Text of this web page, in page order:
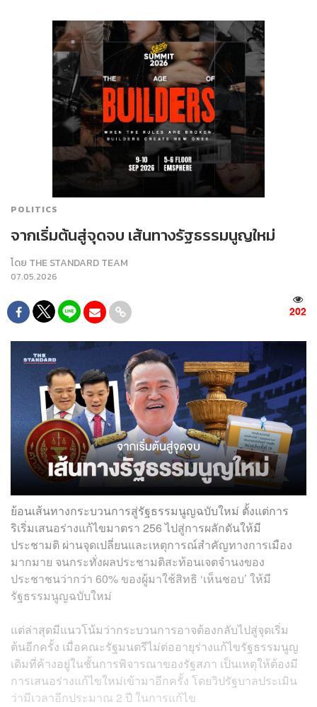
POLITICS
จากเริ่มต้นสู่จุดจบ เส้นทางรัฐธรรมนูญใหม่
โดย THE STANDARD TEAM
07.05.2026
202
ย้อนเส้นทางกระบวนการสู่รัฐธรรมนูญฉบับใหม่ ตั้งแต่การ
ริเริ่มเสนอร่างแก้ไขมาตรา 256 ไปสู่การผลักดันให้มี
ประชามติ ผ่านจุดเปลี่ยนและเหตุการณ์สำคัญทางการเมือง
มากมาย จนกระทั่งผลประชามติสะท้อนเจตจำนงของ
ประชาชนว่ากว่า 60% ของผู้มาใช้สิทธิ ‘เห็นชอบ’ ให้มี
รัฐธรรมนูญฉบับใหม่
แต่ล่าสุดมีแนวโน้มว่ากระบวนการอาจต้องกลับไปสู่จุดเริ่ม
ต้นอีกครั้ง เมื่อคณะรัฐมนตรีไม่ต่ออายุร่างแก้ไขรัฐธรรมนูญ
เดิมที่ค้างอยู่ในชั้นการพิจารณาของรัฐสภา เป็นเหตุให้ต้องมี
การเสนอร่างแก้ไขใหม่เข้ามาอีกครั้ง โดยวิปรัฐบาลประเมิน
ว่ามีเวลาอีกประมาณ 2 ปี ในการแก้ไข